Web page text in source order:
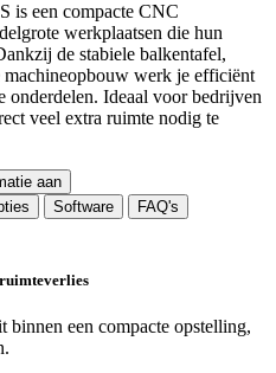
is een compacte CNC
werkplaatsen die hun
de stabiele balkentafel,
werk je efficiënt
onderdelen. Ideaal voor bedrijven
veel extra ruimte nodig te
aan
Software
FAQ's
een compacte opstelling,